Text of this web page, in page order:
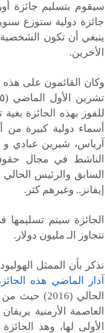
سيقوم بتسليم جائزة
جائزة دولية ستوزع
ينبغي أن تكون
الأخرين.
للفوز بهذه الجائزة
أسماء دولية كبيرة من
آرياس، شيرين عبادي و
الناشط في مجال حقوق
السابق والرئيس
إيفانز.. وغيرهم كثر.
الجائزة سيتم تسليمها
تتجاوز الـ مليون دولار.
نذكر بأن الممثل
آذار الماضي هذه
الحالي
الأولى لها، وهذ